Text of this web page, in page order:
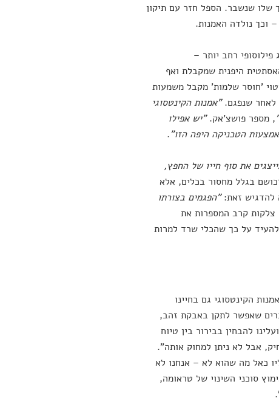
הערך שלו שנשבר. הספל חזר עם תיקון
וכך נולדה האמנות.
רחב יותר –
היפנית שמקבלת ואף
'חוסר שלמות' מקבל משמעות
לאחר שנפגם."אמנות הקינטסוגי
, מספר פושצ'אק."יש אפילו
הטכניקה היפה הזו".
את סוף חייו של החפץ,
בגלל מחסור בכלים, אלא
להדגיש זאת:"הפגמים בצורתו
צלקות קרב המספרות את
על כך שהכלי שרד למרות
הקינטסוגי גם בחיינו
שאפשר לתקן באבקת זהב,
להבחין בבירור בין טיוח
אבל לא ניתן למחוק אותה".
כאל מה שהוא לא – אנחנו לא
סוכני השינוי של טראומה,